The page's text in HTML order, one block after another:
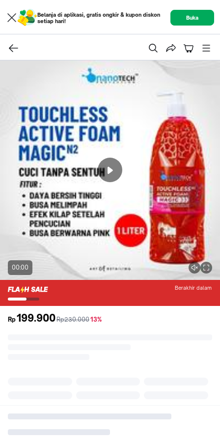
Belanja di aplikasi, gratis ongkir & kupon diskon
setiap hari!
Buka
00:00
Berakhir dalam
Rp199.900sebelum
Rp230.000diskon
13%